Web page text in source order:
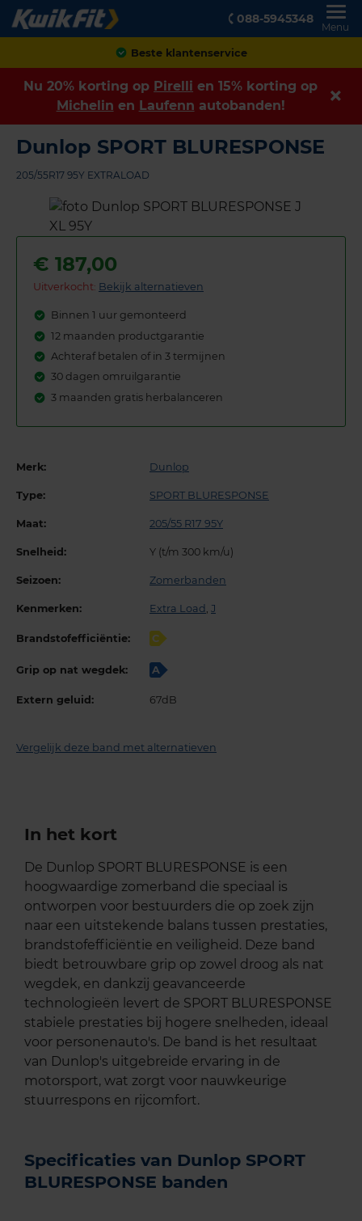
088-5945348
Menu
Achteraf betalen
Nu 20% korting op Pirelli en 15% korting op
Michelin en Laufenn autobanden!
Dunlop SPORT BLURESPONSE
205/55R17 95Y EXTRALOAD
€ 187,00
Uitverkocht: Bekijk alternatieven
Binnen 1 uur gemonteerd
12 maanden productgarantie
Achteraf betalen of in 3 termijnen
30 dagen omruilgarantie
3 maanden gratis herbalanceren
Merk: Dunlop
Type: SPORT BLURESPONSE
Maat: 205/55 R17 95Y
Snelheid: Y (t/m 300 km/u)
Seizoen: Zomerbanden
Kenmerken: Extra Load , J
Brandstofefficiëntie: C
Grip op nat wegdek: A
Extern geluid: 67dB
Vergelijk deze band met alternatieven
In het kort
De Dunlop SPORT BLURESPONSE is een
hoogwaardige zomerband die speciaal is
ontworpen voor bestuurders die op zoek zijn
naar een uitstekende balans tussen prestaties,
brandstofefficiëntie en veiligheid. Deze band
biedt betrouwbare grip op zowel droog als nat
wegdek, en dankzij geavanceerde
technologieën levert de SPORT BLURESPONSE
stabiele prestaties bij hogere snelheden, ideaal
voor personenauto's. De band is het resultaat
van Dunlop's uitgebreide ervaring in de
motorsport, wat zorgt voor nauwkeurige
stuurrespons en rijcomfort.
Specificaties van Dunlop SPORT
BLURESPONSE banden